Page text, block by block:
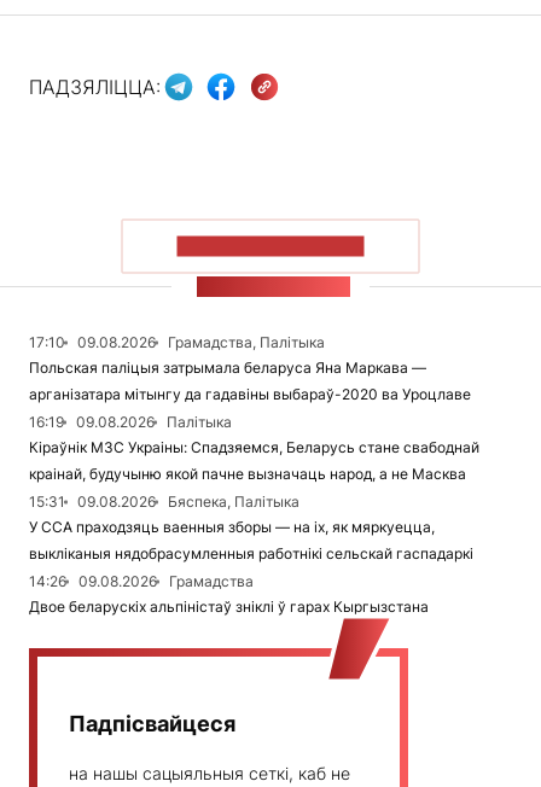
ПАДЗЯЛІЦЦА:
17:10 09.08.2026
Грамадства, Палітыка
Польская паліцыя затрымала беларуса Яна Маркава —
арганізатара мітынгу да гадавіны выбараў-2020 ва Уроцлаве
16:19
09.08.2026
Палітыка
Кіраўнік МЗС Украіны: Спадзяемся, Беларусь стане свабоднай
краінай, будучыню якой пачне вызначаць народ, а не Масква
15:31
09.08.2026
Бяспека, Палітыка
У ССА праходзяць ваенныя зборы — на іх, як мяркуецца,
выкліканыя нядобрасумленныя работнікі сельскай гаспадаркі
14:26
09.08.2026
Грамадства
Двое беларускіх альпіністаў зніклі ў гарах Кыргызстана
Падпісвайцеся
на нашы сацыяльныя сеткі, каб не